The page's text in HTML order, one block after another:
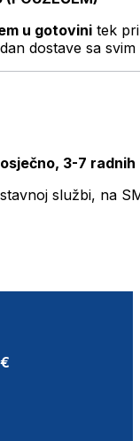
u gotovini tek
dostave sa svim
3-7 radnih
službi, na